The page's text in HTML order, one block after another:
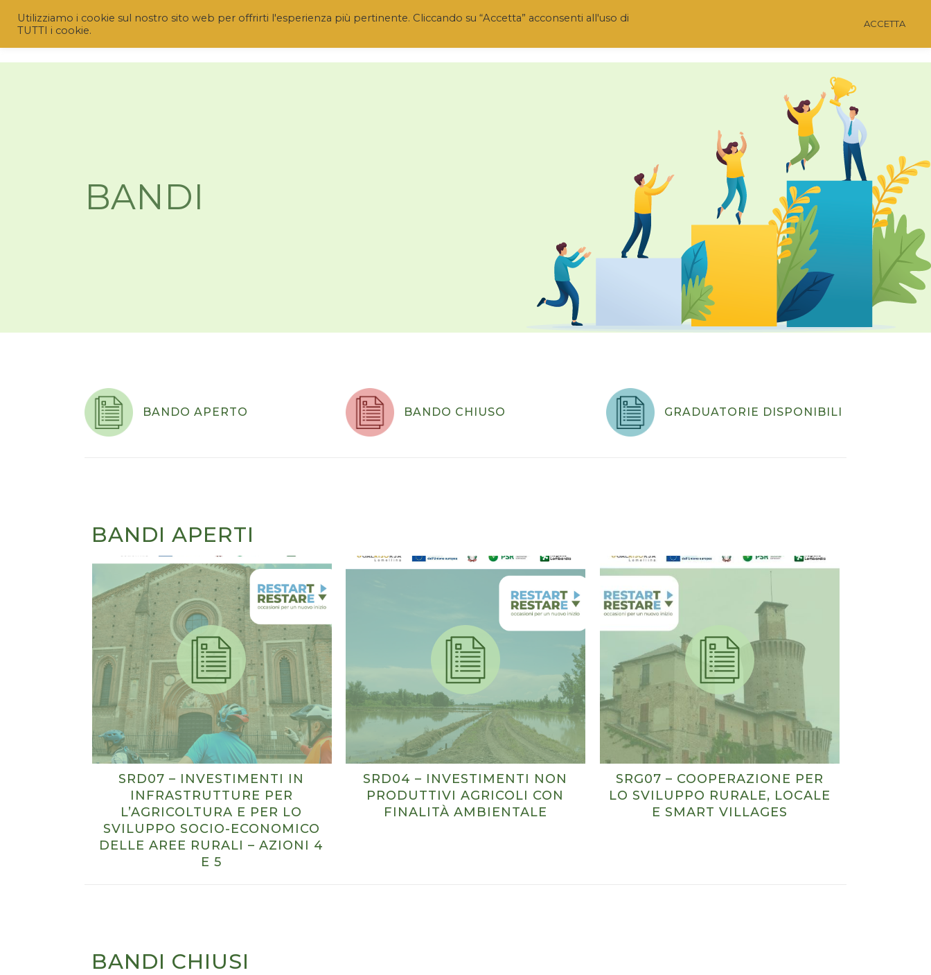
BANDI
BANDO APERTO BANDO CHIUSO GRADUATORIE DISPONIBILI
BANDI APERTI
SRD07 – INVESTIMENTI IN
INFRASTRUTTURE PER
L’AGRICOLTURA E PER LO
SVILUPPO SOCIO-ECONOMICO
DELLE AREE RURALI – AZIONI 4
E 5
SRD04 – INVESTIMENTI NON
PRODUTTIVI AGRICOLI CON
FINALITÀ AMBIENTALE
SRG07 – COOPERAZIONE PER
LO SVILUPPO RURALE, LOCALE
E SMART VILLAGES
BANDI CHIUSI
Utilizziamo i cookie sul nostro sito web per offrirti l'esperienza più pertinente. Cliccando su “Accetta” acconsenti all'uso di
TUTTI i cookie.
ACCETTA